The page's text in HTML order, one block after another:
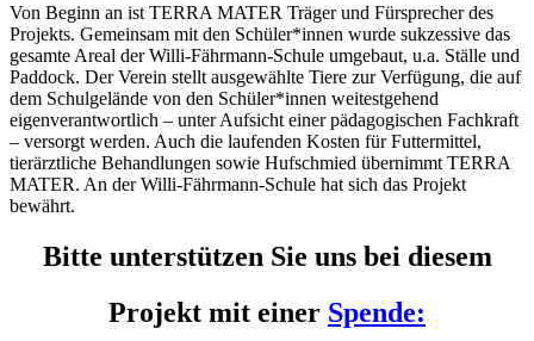
Von Beginn an ist TERRA MATER Träger und Fürsprecher des
Projekts. Gemeinsam mit den Schüler*innen wurde sukzessive das
gesamte Areal der Willi-Fährmann-Schule umgebaut, u.a. Ställe und
Paddock. Der Verein stellt ausgewählte Tiere zur Verfügung, die auf
dem Schulgelände von den Schüler*innen weitestgehend
eigenverantwortlich – unter Aufsicht einer pädagogischen Fachkraft
– versorgt werden. Auch die laufenden Kosten für Futtermittel,
tierärztliche Behandlungen sowie Hufschmied übernimmt TERRA
MATER. An der Willi-Fährmann-Schule hat sich das Projekt
bewährt.
Bitte unterstützen Sie uns bei diesem
Projekt mit einer Spende: